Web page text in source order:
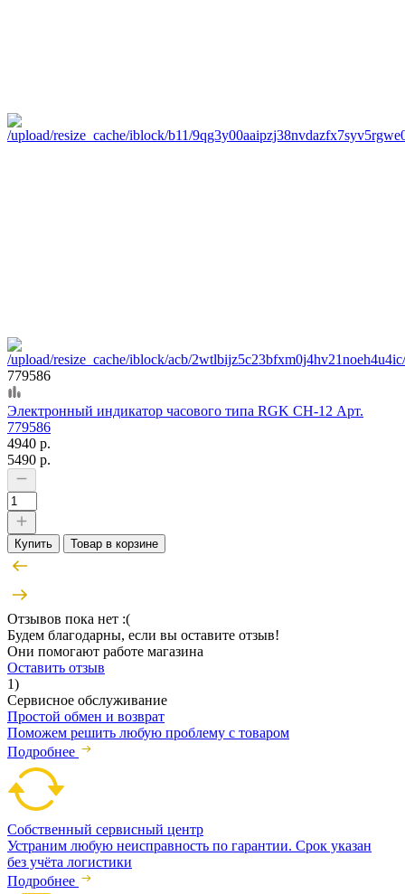
779586
Электронный индикатор часового типа RGK CH-12 Арт.
779586
4940 р.
5490 р.
Купить Товар в корзине
Отзывов пока нет :(
Будем благодарны, если вы оставите отзыв!
Они помогают работе магазина
Оставить отзыв
1)
Сервисное обслуживание
Простой обмен и возврат
Поможем решить любую проблему с товаром
Подробнее
Собственный сервисный центр
Устраним любую неисправность по гарантии. Срок указан
без учёта логистики
Подробнее